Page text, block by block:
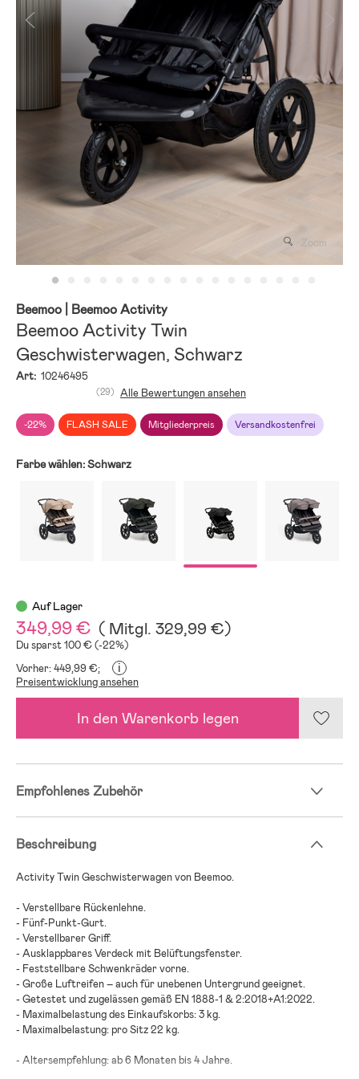
Zoom
Beemoo | Beemoo Activity
Beemoo Activity Twin
Geschwisterwagen, Schwarz
Art: 10246495
-22% FLASH SALE Mitgliederpreis Versandkostenfrei
(29) Alle Bewertungen ansehen
Farbe wählen:Schwarz
Auf Lager
349,99 € ( Mitgl. 329,99 €)
Du sparst 100 € (-22%)
Vorher: 449,99 €;
i
Preisentwicklung ansehen
In den Warenkorb legen
Empfohlenes Zubehör
Beschreibung
Activity Twin Geschwisterwagen von Beemoo.
- Verstellbare Rückenlehne.
- Fünf-Punkt-Gurt.
- Verstellbarer Griff.
- Ausklappbares Verdeck mit Belüftungsfenster.
- Feststellbare Schwenkräder vorne.
- Große Luftreifen – auch für unebenen Untergrund geeignet.
- Getestet und zugelässen gemäß EN 1888-1 & 2:2018+A1:2022.
- Maximalbelastung des Einkaufskorbs: 3 kg.
- Maximalbelastung: pro Sitz 22 kg.
- Altersempfehlung: ab 6 Monaten bis 4 Jahre.